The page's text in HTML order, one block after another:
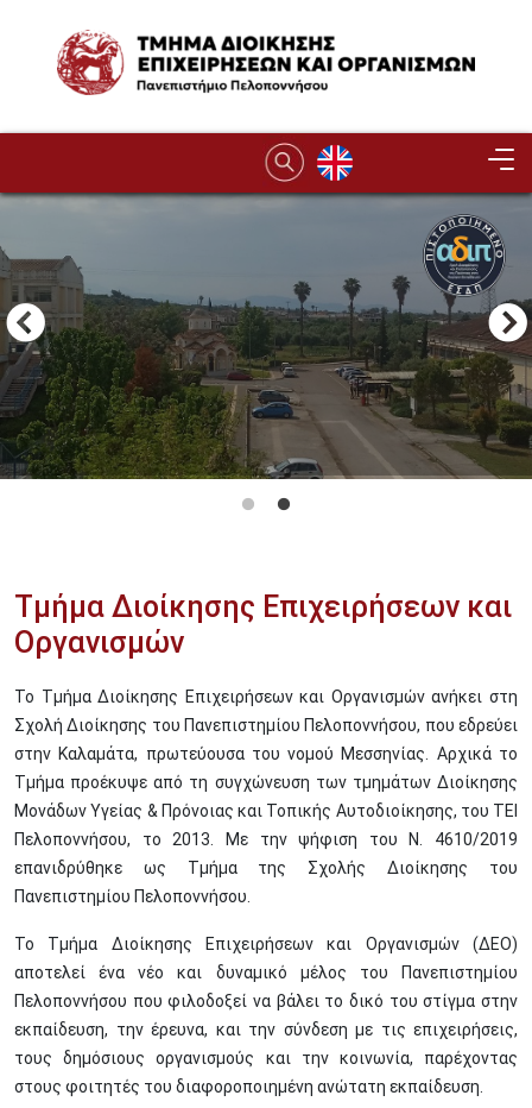
Image
Τμήμα Διοίκησης Επιχειρήσεων και
Οργανισμών
Το Τμήμα Διοίκησης Επιχειρήσεων και Οργανισμών ανήκει στη
Σχολή Διοίκησης του Πανεπιστημίου Πελοποννήσου, που εδρεύει
στην Καλαμάτα, πρωτεύουσα του νομού Μεσσηνίας. Αρχικά το
Τμήμα προέκυψε από τη συγχώνευση των τμημάτων Διοίκησης
Μονάδων Υγείας & Πρόνοιας και Τοπικής Αυτοδιοίκησης, του ΤΕΙ
Πελοποννήσου, το 2013. Με την ψήφιση του Ν. 4610/2019
επανιδρύθηκε ως Τμήμα της Σχολής Διοίκησης του
Πανεπιστημίου Πελοποννήσου.
Το Τμήμα Διοίκησης Επιχειρήσεων και Οργανισμών (ΔΕΟ)
αποτελεί ένα νέο και δυναμικό μέλος του Πανεπιστημίου
Πελοποννήσου που φιλοδοξεί να βάλει το δικό του στίγμα στην
εκπαίδευση, την έρευνα, και την σύνδεση με τις επιχειρήσεις,
τους δημόσιους οργανισμούς και την κοινωνία, παρέχοντας
στους φοιτητές του διαφοροποιημένη ανώτατη εκπαίδευση.